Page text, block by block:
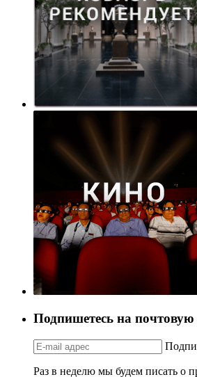
Подпишетесь на
Раз в неделю мы будем писать о